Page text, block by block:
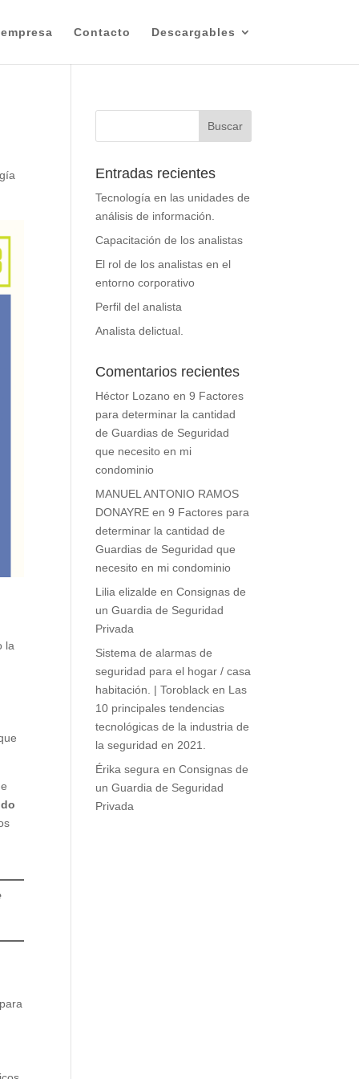
Contacto Descargables
la
Entradas recientes
Tecnología en las unidades de
análisis de información.
Capacitación de los analistas
El rol de los analistas en el
entorno corporativo
Perfil del analista
Analista delictual.
Comentarios recientes
Héctor Lozano en9 Factores
para determinar la cantidad
de Guardias de Seguridad
que necesito en mi
condominio
MANUEL ANTONIO RAMOS
DONAYRE en9 Factores para
determinar la cantidad de
Guardias de Seguridad que
necesito en mi condominio
Lilia elizalde enConsignas de
un Guardia de Seguridad
Privada
Sistema de alarmas de
seguridad para el hogar / casa
habitación. | Toroblack en Las
10 principales tendencias
tecnológicas de la industria de
la seguridad en 2021.
Érika segura enConsignas de
un Guardia de Seguridad
Privada